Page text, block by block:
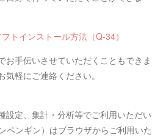
トインストール方法（Q-34）
お手伝いさせていただくこともできま
軽にご連絡ください。
設定、集計・分析等でご利用いただい
ペンギン）はブラウザからご利用いた